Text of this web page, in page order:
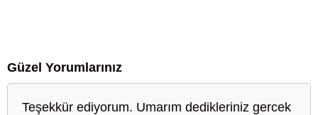
Güzel Yorumlarınız
Teşekkür ediyorum. Umarım dedikleriniz gercek